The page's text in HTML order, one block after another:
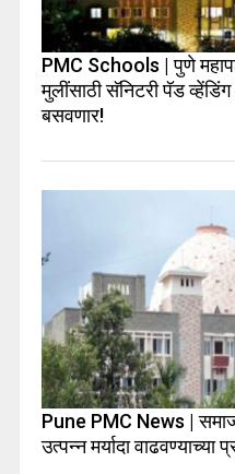
PMC Schools | पुणे
मुलींसाठी सॅनिटरी पॅड
बसवणार!
Pune PMC News | समाज
उत्पन्न मर्यादा वाढवण्याच्या